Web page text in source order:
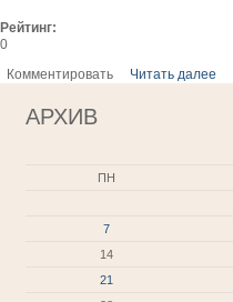
Рейтинг:
0
Комментировать
Читать далее
АРХИВ
ПН
7
14
21